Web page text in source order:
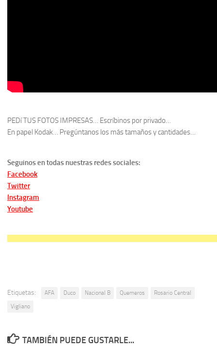
PEDí TUS FOTOS IMPRESAS… Escríbinos por privado…
En papel Kodak… Pregúntanos los más tamaños y cantidades…
Seguinos en todas nuestras redes sociales:
Facebook
Twitter
Instagram
Youtube
Etiquetas: AFA Duco Nacional B Quemeros
Rosario Central
Vigliano
TAMBIÉN PUEDE GUSTARLE...